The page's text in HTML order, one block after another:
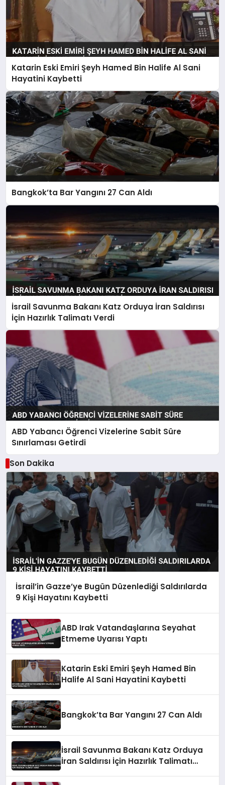
Katarin Eski Emiri Şeyh Hamed Bin Halife Al Sani
Hayatini Kaybetti
Bangkok’ta Bar Yangını 27 Can Aldı
İsrail Savunma Bakanı Katz Orduya İran Saldırısı
İçin Hazırlık Talimatı Verdi
ABD Yabancı Öğrenci Vizelerine Sabit Süre
Sınırlaması Getirdi
Son Dakika
İsrail’in Gazze’ye Bugün Düzenlediği Saldırılarda
9 Kişi Hayatını Kaybetti
ABD Irak Vatandaşlarına Seyahat
Etmeme Uyarısı Yaptı
Katarin Eski Emiri Şeyh Hamed Bin
Halife Al Sani Hayatini Kaybetti
Bangkok’ta Bar Yangını 27 Can Aldı
İsrail Savunma Bakanı Katz Orduya
İran Saldırısı İçin Hazırlık Talimatı